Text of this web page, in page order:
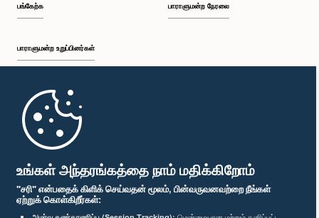
உங்கள் அந்தரங்கத்தை நாம் மதிக்கிறோம்
"சரி" என்பதைக் கிளிக் செய்வதன் மூலம், பின்வருவனவற்றை நீங்கள்
ஏற்றுக் கொள்கிறீர்கள்:
பங்கேற்க
பாராளுமன்ற உறுப்பினர்கள்
முதற்பக்கம்
பாராளுமன்ற நேரலை
பாராளுமன்ற கையடக்க செயலி